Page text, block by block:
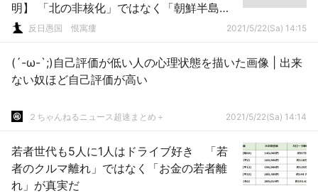
明】 「北の非核化」ではなく「朝鮮半島の
非核化」と表現…台湾海峡の平和と安定を重
反日愚国 恨寓瘻 2021/5/22(Sa) 14:15
(´-ω-`;)自己評価が低い人の心理状態を描いた画像 | 出来
ない奴ほど自己評価が高い
２ちゃんねるニュース超速まとめ＋ 2021/5/22(Sa) 14:14
若者世代も5人に1人はドライブ好き 「若
者のクルマ離れ」ではなく「お金の若者離
れ」が真実だ